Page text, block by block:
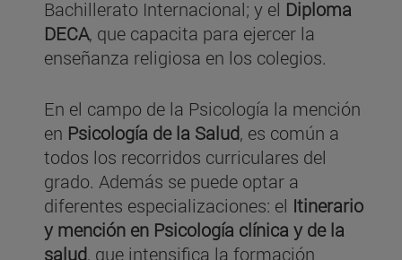
Bachillerato Internacional; y el Diploma
DECA, que capacita para ejercer la
enseñanza religiosa en los colegios.
En el campo de la Psicología la mención
en Psicología de la Salud, es común a
todos los recorridos curriculares del
grado. Además se puede optar a
diferentes especializaciones: el Itinerario
y mención en Psicología clínica y de la
salud, que intensifica la formación